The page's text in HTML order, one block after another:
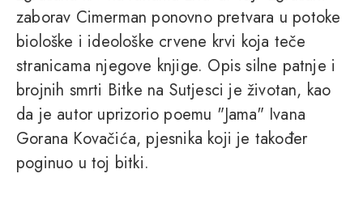
zaborav Cimerman ponovno pretvara u potoke
biološke i ideološke crvene krvi koja teče
stranicama njegove knjige. Opis silne patnje i
brojnih smrti Bitke na Sutjesci je životan, kao
da je autor uprizorio poemu "Jama" Ivana
Gorana Kovačića, pjesnika koji je također
poginuo u toj bitki.